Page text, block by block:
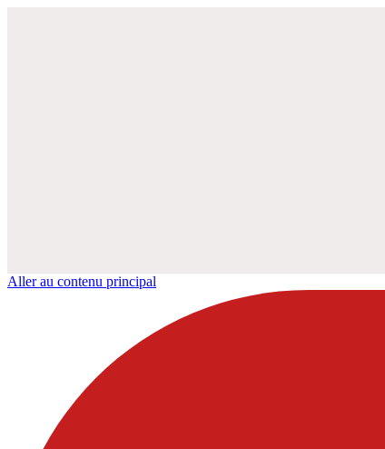
Aller au contenu principal